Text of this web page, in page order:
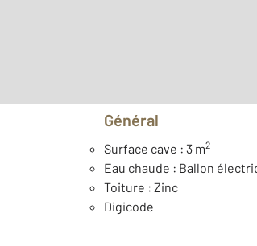
Général
Surface cave : 3 m2
Eau chaude : Ballon
Toiture : Zinc
Digicode